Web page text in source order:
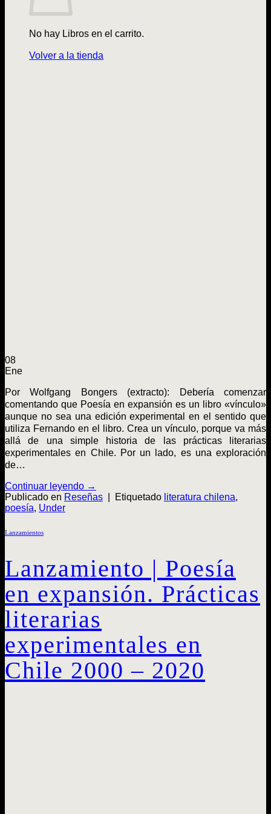
No hay Libros en el carrito.
Volver a la tienda
08
Ene
Por Wolfgang Bongers (extracto): Debería comenzar
comentando que Poesía en expansión es un libro «vínculo»
aunque no sea una edición experimental en el sentido que
utiliza Fernando en el libro. Crea un vínculo, porque va más
allá de una simple historia de las prácticas literarias
experimentales en Chile. Por un lado, es una exploración
de…
Continuar leyendo →
Publicado en Reseñas Etiquetado literatura chilena,
poesía, Under
Lanzamientos
Lanzamiento | Poesía
en expansión. Prácticas
literarias
experimentales en
Chile 2000 – 2020